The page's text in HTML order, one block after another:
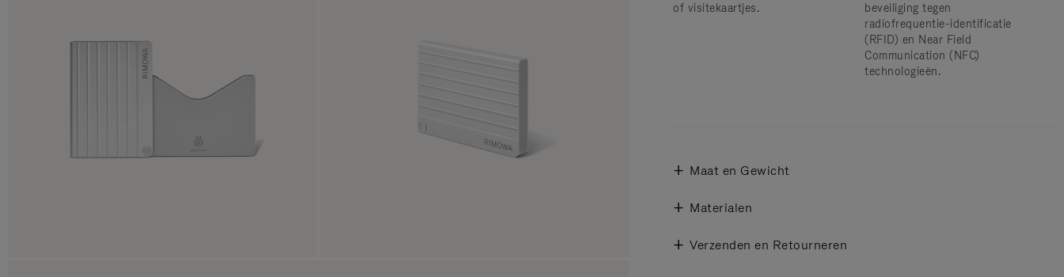
of visitekaartjes.
beveiliging tegen
radiofrequentie-identificatie
(RFID) en Near Field
Communication (NFC)
technologieën.
Maat en Gewicht
Materialen
Verzenden en Retourneren